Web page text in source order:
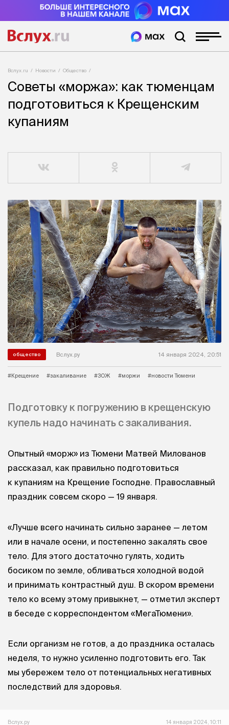
Вслух.ru Новости Общество
Советы «моржа»: как тюменцам
подготовиться к Крещенским
купаниям
общество Вслух.ру 14 января 2024, 20:51
#Крещение #закаливание #ЗОЖ #моржи #новости Тюмени
Подготовку к погружению в крещенскую
купель надо начинать с закаливания.
Опытный «морж» из Тюмени Матвей Милованов
рассказал, как правильно подготовиться
к купаниям на Крещение Господне. Православный
праздник совсем скоро — 19 января.
«Лучше всего начинать сильно заранее — летом
или в начале осени, и постепенно закалять свое
тело. Для этого достаточно гулять, ходить
босиком по земле, обливаться холодной водой
и принимать контрастный душ. В скором времени
тело ко всему этому привыкнет, — отметил эксперт
в беседе с корреспондентом «МегаТюмени».
Если организм не готов, а до праздника осталась
неделя, то нужно усиленно подготовить его. Так
мы убережем тело от потенциальных негативных
последствий для здоровья.
Вслух.ру 14 января 2024, 10:11